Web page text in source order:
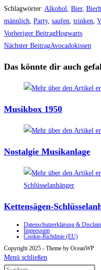
Schlagwörter: Alkohol, Bier,
männlich, Party, saufen, trinken,
Weitere
Artikel
ansehen
Vorheriger BeitragHogwarts
Nächster BeitragAvocadokissen
Das könnte dir auch
Musikbox 1950
Nostalgie Musikanlage
Kettensägen-
Datenschutzerklärung &
Impressum
Cookie-Richtlinie (EU)
Copyright 2025 - Theme by OceanWP
Menü schließen